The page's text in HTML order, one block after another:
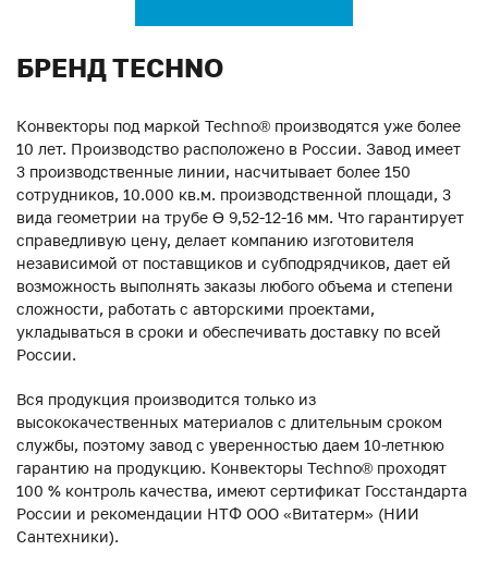
БРЕНД TECHNO
Конвекторы под маркой Techno® производятся уже более
10 лет. Производство расположено в России. Завод имеет
3 производственные линии, насчитывает более 150
сотрудников, 10.000 кв.м. производственной площади, 3
вида геометрии на трубе ϴ 9,52-12-16 мм. Что гарантирует
справедливую цену, делает компанию изготовителя
независимой от поставщиков и субподрядчиков, дает ей
возможность выполнять заказы любого объема и степени
сложности, работать с авторскими проектами,
укладываться в сроки и обеспечивать доставку по всей
России.
Вся продукция производится только из
высококачественных материалов с длительным сроком
службы, поэтому завод с уверенностью даем 10-летнюю
гарантию на продукцию. Конвекторы Techno® проходят
100 % контроль качества, имеют сертификат Госстандарта
России и рекомендации НТФ ООО «Витатерм» (НИИ
Сантехники).